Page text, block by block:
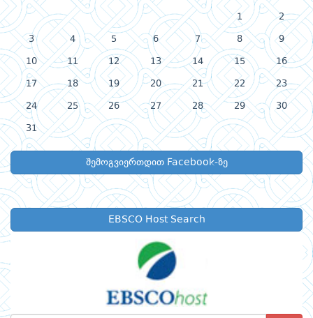
1 2
3 4 5 6 7 8 9
10 11 12 13 14 15 16
17 18 19 20 21 22 23
24 25 26 27 28 29 30
31
შემოგვიერთდით Facebook-ზე
EBSCO Host Search